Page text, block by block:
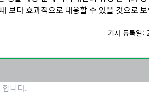
보다 효과적으로 대응할 수 있을 것으로
기사 등록일: